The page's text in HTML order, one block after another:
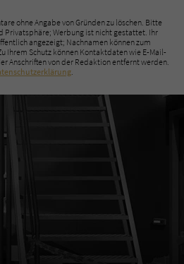
ohne Angabe von Gründen zu löschen. Bitte
Privatsphäre; Werbung ist nicht gestattet. Ihr
angezeigt; Nachnamen können zum
Ihrem Schutz können Kontaktdaten wie E-Mail-
Anschriften von der Redaktion entfernt werden.